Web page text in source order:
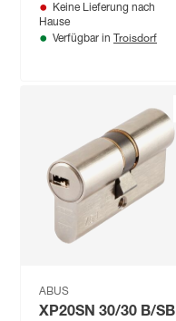
Keine Lieferung nach
Hause
Verfügbar in Troisdorf
ABUS
XP20SN 30/30 B/SB